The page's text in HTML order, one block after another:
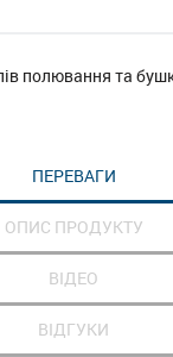
полювання та
ПЕРЕВАГИ
ОПИС ПРОДУКТУ
ВІДЕО
ВІДГУКИ